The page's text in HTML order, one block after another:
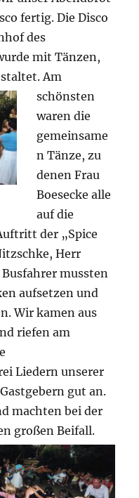
fertig. Die Disco
des
mit Tänzen,
Am
schönsten
waren die
gemeinsame
n Tänze, zu
denen Frau
Boesecke alle
auf die
der „Spice
Herr
mussten
aufsetzen und
Wir kamen aus
riefen am
Liedern unserer
gut an.
machten bei der
großen Beifall.